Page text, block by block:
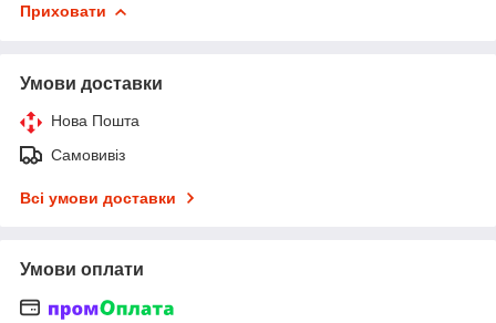
Приховати
Умови доставки
Нова Пошта
Самовивіз
Всі умови доставки
Умови оплати